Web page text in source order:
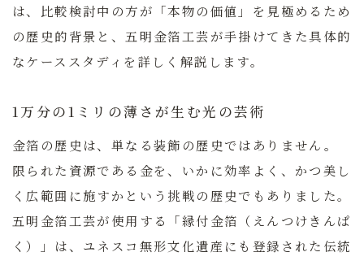
は、比較検討中の方が「本物の価値」を見極めるため
の歴史的背景と、 五明金箔工芸が手掛けてきた具体的
なケーススタディを詳しく解説します。
1万分の1ミリの薄さが生む光の芸術
金箔の歴史は、単なる装飾の歴史ではありません。
限られた資源である金を、いかに効率よく、かつ美し
く広範囲に施すかという挑戦の歴史でもありました。
五明金箔工芸が使用する「縁付金箔（えんつけきんぱ
く）」は、ユネスコ無形文化遺産にも登録された伝統